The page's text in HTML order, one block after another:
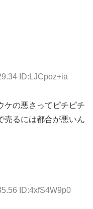
ID:LJCpoz+ia
ケの悪さってピチピチ
売るには都合が悪いん
ID:4xfS4W9p0